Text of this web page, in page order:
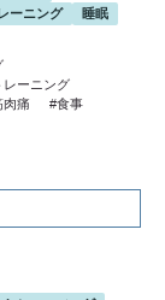
ーニング
睡眠
レーニング
肉痛 #食事